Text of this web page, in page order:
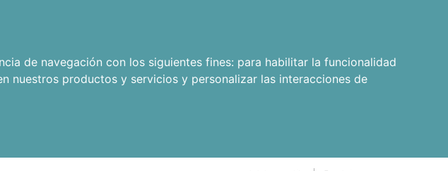
de navegación con los siguientes fines: para habilitar la funcionalidad
nuestros productos y servicios y personalizar las interacciones de